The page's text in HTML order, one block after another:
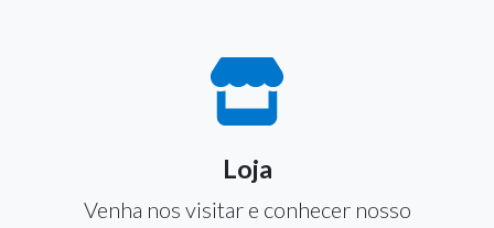
Loja
Venha nos visitar e conhecer nosso